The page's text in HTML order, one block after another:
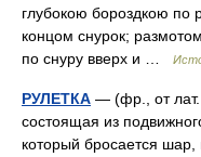
глубокою бороздкою по
концом снурок;
по снуру вверх и …
РУЛЕТКА — (фр., от лат.
состоящая из
который бросается шар,